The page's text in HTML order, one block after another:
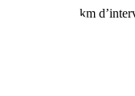
km